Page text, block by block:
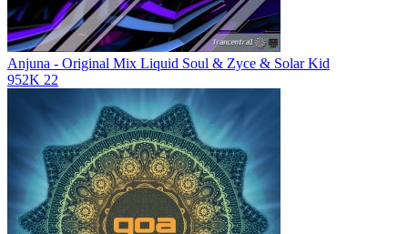
Anjuna - Original Mix Liquid Soul & Zyce & Solar Kid
952K 22